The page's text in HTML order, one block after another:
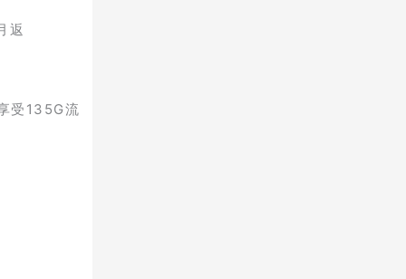
返
受135G流